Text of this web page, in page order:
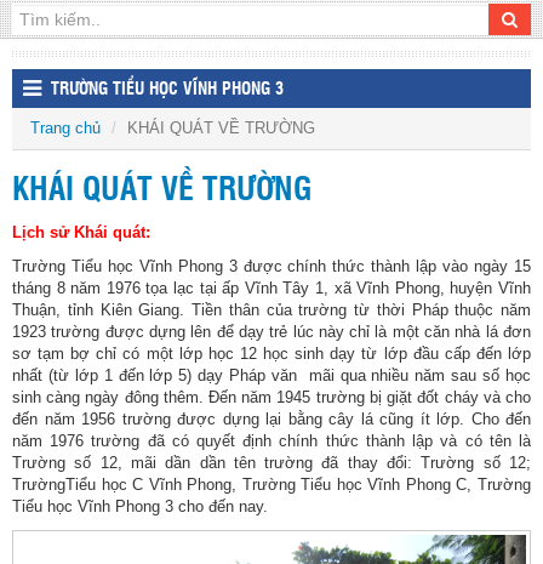
TRƯỜNG TIỂU HỌC VĨNH PHONG 3
Trang chủ KHÁI QUÁT VỀ TRƯỜNG
KHÁI QUÁT VỀ TRƯỜNG
Lịch sử Khái quát:
Trường Tiểu học Vĩnh Phong 3 được chính thức thành lập vào ngày 15
tháng 8 năm 1976 tọa lạc tại ấp Vĩnh Tây 1, xã Vĩnh Phong, huyện Vĩnh
Thuận, tỉnh Kiên Giang. Tiền thân của trường từ thời Pháp thuộc năm
1923 trường được dựng lên để dạy trẻ lúc này chỉ là một căn nhà lá đơn
sơ tạm bợ chỉ có một lớp học 12 học sinh dạy từ lớp đầu cấp đến lớp
nhất (từ lớp 1 đến lớp 5) dạy Pháp văn mãi qua nhiều năm sau số học
sinh càng ngày đông thêm. Đến năm 1945 trường bị giặt đốt cháy và cho
đến năm 1956 trường được dựng lại bằng cây lá cũng ít lớp. Cho đến
năm 1976 trường đã có quyết định chính thức thành lập và có tên là
Trường số 12, mãi dần dần tên trường đã thay đổi: Trường số 12;
TrườngTiểu học C Vĩnh Phong, Trường Tiểu học Vĩnh Phong C, Trường
Tiểu học Vĩnh Phong 3 cho đến nay.